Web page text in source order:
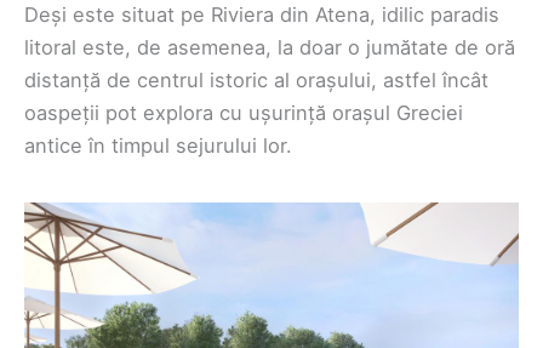
Deși este situat pe Riviera din Atena, idilic paradis
litoral este, de asemenea, la doar o jumătate de oră
distanță de centrul istoric al orașului, astfel încât
oaspeții pot explora cu ușurință orașul Greciei
antice în timpul sejurului lor.